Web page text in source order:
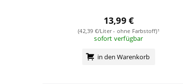
13,99 €
(42,39 €/Liter - ohne Farbstoff)¹
sofort verfügbar
in den Warenkorb